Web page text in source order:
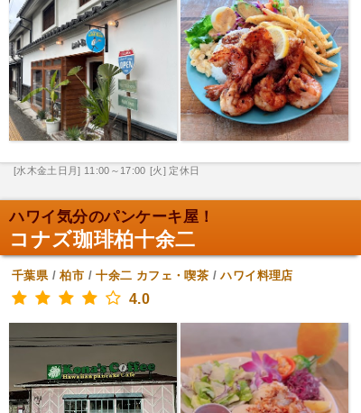
[水木金土日月] 11:00～17:00 [火] 定休日
ハワイ気分のパンケーキ屋！
コナズ珈琲柏十余二
千葉県/柏市 /十余二 カフェ・喫茶 /ハワイ料理店
4.0